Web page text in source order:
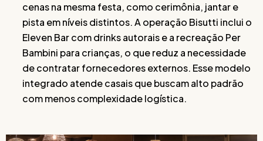
cenas na mesma festa, como cerimônia, jantar e
pista em níveis distintos. A operação Bisutti inclui o
Eleven Bar com drinks autorais e a recreação Per
Bambini para crianças, o que reduz a necessidade
de contratar fornecedores externos. Esse modelo
integrado atende casais que buscam alto padrão
com menos complexidade logística.